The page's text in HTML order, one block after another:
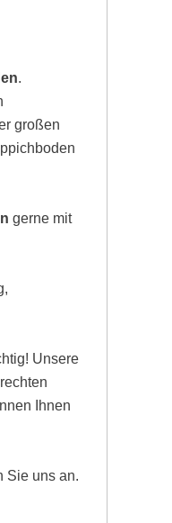
.
großen
gerne mit
Unsere
Ihnen
Sie uns an.